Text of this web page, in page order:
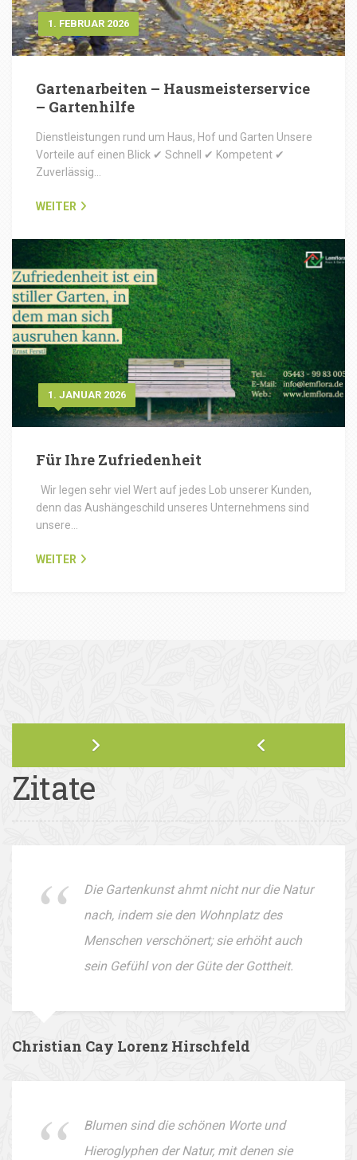
1. FEBRUAR 2026
Gartenarbeiten – Hausmeisterservice
– Gartenhilfe
Dienstleistungen rund um Haus, Hof und Garten Unsere
Vorteile auf einen Blick ✔ Schnell ✔ Kompetent ✔
Zuverlässig…
WEITER
1. JANUAR 2026
Für Ihre Zufriedenheit
Wir legen sehr viel Wert auf jedes Lob unserer Kunden,
denn das Aushängeschild unseres Unternehmens sind
unsere…
WEITER
Zitate
Die Gartenkunst ahmt nicht nur die Natur
nach, indem sie den Wohnplatz des
Menschen verschönert; sie erhöht auch
sein Gefühl von der Güte der Gottheit.
Christian Cay Lorenz Hirschfeld
Blumen sind die schönen Worte und
Hieroglyphen der Natur, mit denen sie